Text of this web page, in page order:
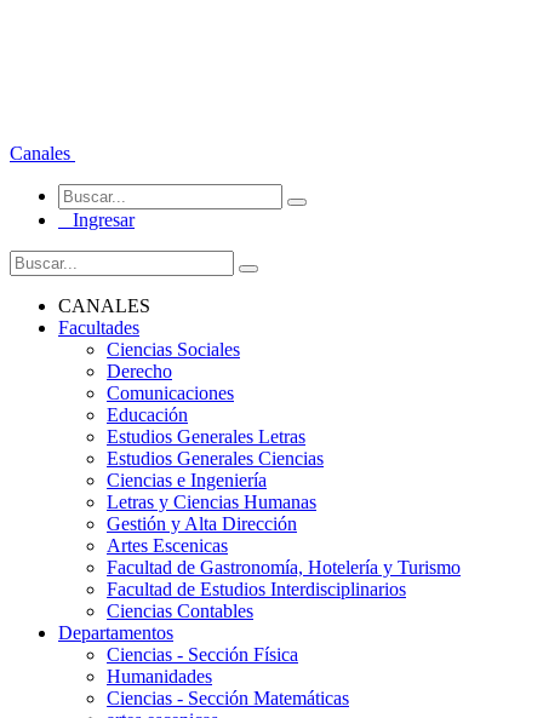
Canales
Ingresar
CANALES
Facultades
Ciencias Sociales
Derecho
Comunicaciones
Educación
Estudios Generales Letras
Estudios Generales Ciencias
Ciencias e Ingeniería
Letras y Ciencias Humanas
Gestión y Alta Dirección
Artes Escenicas
Facultad de Gastronomía, Hotelería y Turismo
Facultad de Estudios Interdisciplinarios
Ciencias Contables
Departamentos
Ciencias - Sección Física
Humanidades
Ciencias - Sección Matemáticas